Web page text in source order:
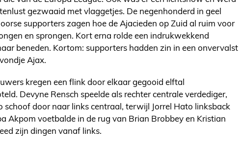
gezwaaid met vlaggetjes. De negenhonderd in geel
supporters zagen hoe de Ajacieden op Zuid al ruim voor
en sprongen. Kort erna rolde een indrukwekkend
beneden. Kortom: supporters hadden zin in een onvervalst
Ajax.
kregen een flink door elkaar gegooid elftal
Devyne Rensch speelde als rechter centrale verdediger,
schoof door naar links centraal, terwijl Jorrel Hato linksback
Akpom voetbalde in de rug van Brian Brobbey en Kristian
zijn dingen vanaf links.